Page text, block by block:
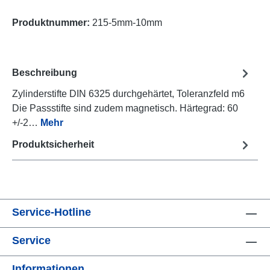
Produktnummer: 215-5mm-10mm
Beschreibung
Zylinderstifte DIN 6325 durchgehärtet, Toleranzfeld m6
Die Passstifte sind zudem magnetisch. Härtegrad: 60
+/-2… Mehr
Produktsicherheit
Service-Hotline
Service